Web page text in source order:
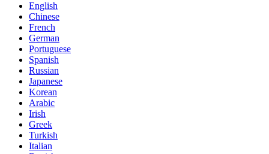
English
Chinese
French
German
Portuguese
Spanish
Russian
Japanese
Korean
Arabic
Irish
Greek
Turkish
Italian